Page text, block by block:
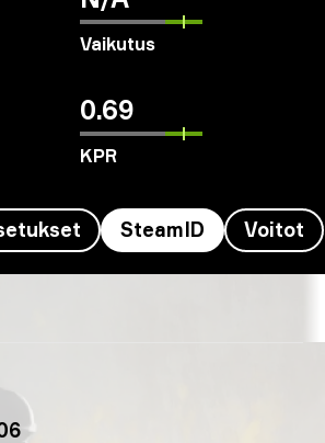
Vaikutus
0.69
KPR
SteamID Voitot